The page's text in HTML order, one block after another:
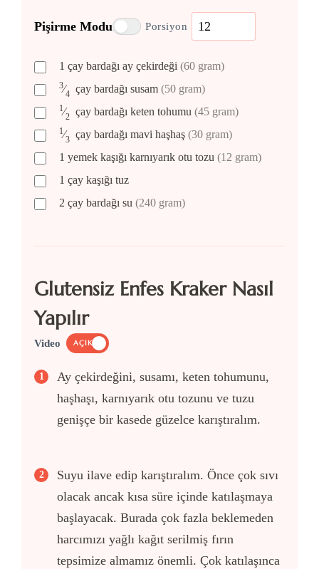
Pişirme Modu Porsiyon
1 çay bardağı ay çekirdeği (60 gram)
3⁄4 çay bardağı susam (50 gram)
1⁄2 çay bardağı keten tohumu (45 gram)
1⁄3 çay bardağı mavi haşhaş (30 gram)
1 yemek kaşığı karnıyarık otu tozu (12 gram)
1 çay kaşığı tuz
2 çay bardağı su (240 gram)
Glutensiz Enfes Kraker Nasıl
Yapılır
Video AÇIK
Ay çekirdeğini, susamı, keten tohumunu,
haşhaşı, karnıyarık otu tozunu ve tuzu
genişçe bir kasede güzelce karıştıralım.
Suyu ilave edip karıştıralım. Önce çok sıvı
olacak ancak kısa süre içinde katılaşmaya
başlayacak. Burada çok fazla beklemeden
harcımızı yağlı kağıt serilmiş fırın
tepsimize almamız önemli. Çok katılaşınca